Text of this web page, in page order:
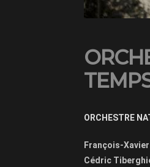
ORCHESTRE
François-
Cédric